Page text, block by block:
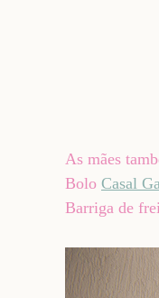
As mães
Bolo Casal
Barriga de